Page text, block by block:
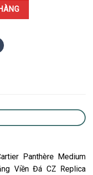
Model Demi Vàng Hồng
Panthère Medium
Viền Đá CZ Replica